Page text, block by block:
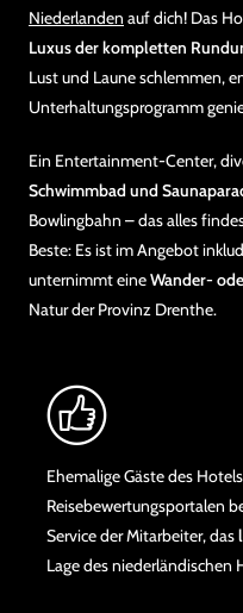
Niederlanden auf dich! Das
Luxus der kompletten
Lust und Laune schlemmen,
Unterhaltungsprogramm
Ein Entertainment-Center,
Schwimmbad und
Bowlingbahn – das alles
Beste: Es ist im Angebot
unternimmt eineWander-
Natur der Provinz Drenthe.
Ehemalige Gäste des
Reisebewertungsportalen
Service der Mitarbeiter, das
Lage des niederländischen